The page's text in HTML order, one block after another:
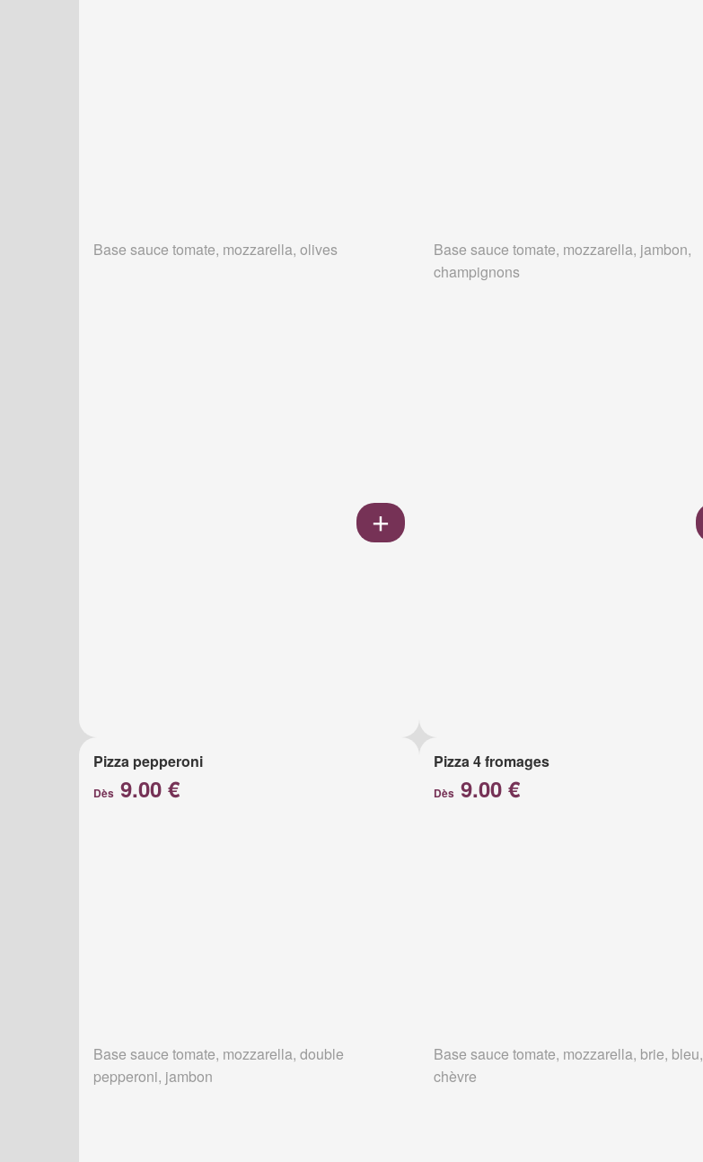
Base sauce tomate, mozzarella, olives
Base sauce tomate, mozzarella, jambon,
champignons
Pizza pepperoni
Dès 9.00 €
Base sauce tomate, mozzarella, double
pepperoni, jambon
Pizza 4 fromages
Dès9.00 €
Base sauce tomate, mozzarella, brie, bleu,
chèvre